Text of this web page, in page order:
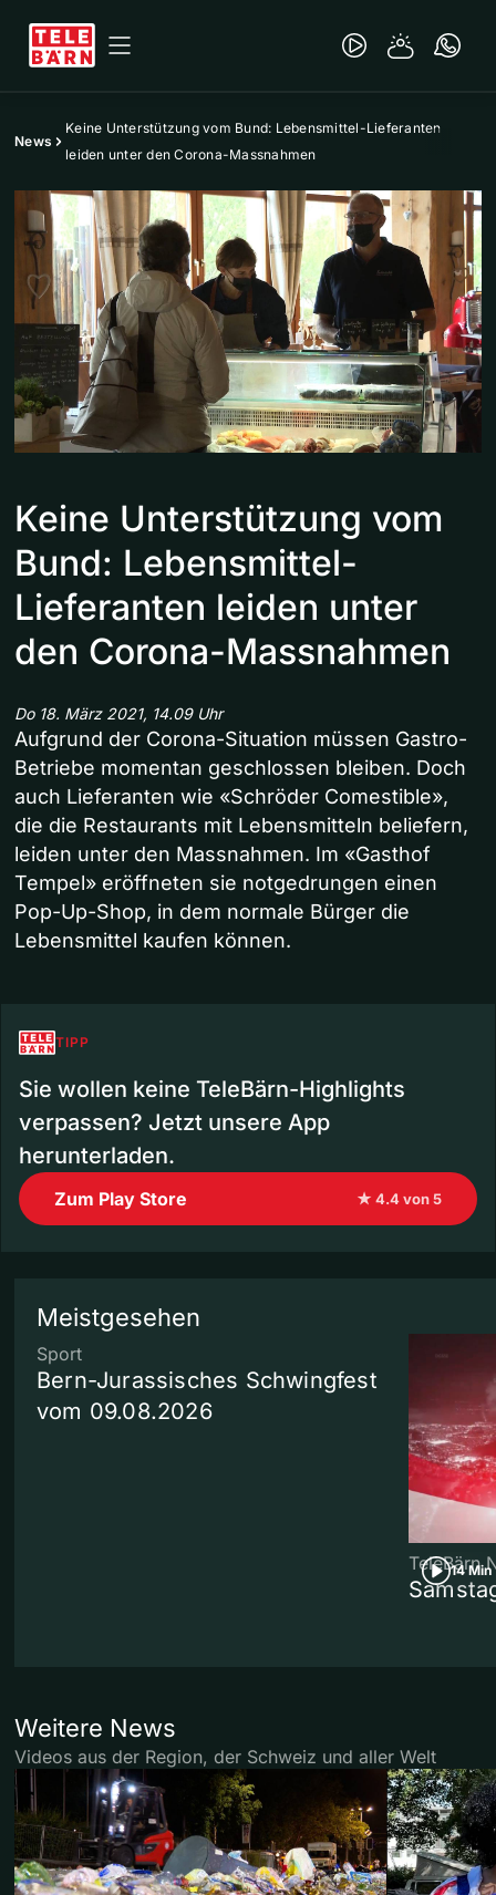
News
Keine Unterstützung vom Bund: Lebensmittel-Lieferanten
leiden unter den Corona-Massnahmen
Keine Unterstützung vom
Bund: Lebensmittel-
Lieferanten leiden unter
den Corona-Massnahmen
Do 18. März 2021, 14.09 Uhr
Aufgrund der Corona-Situation müssen Gastro-
Betriebe momentan geschlossen bleiben. Doch
auch Lieferanten wie «Schröder Comestible»,
die die Restaurants mit Lebensmitteln beliefern,
leiden unter den Massnahmen. Im «Gasthof
Tempel» eröffneten sie notgedrungen einen
Pop-Up-Shop, in dem normale Bürger die
Lebensmittel kaufen können.
TIPP
Sie wollen keine TeleBärn-Highlights
verpassen? Jetzt unsere App
herunterladen.
Zum Play Store ★ 4.4 von 5
Meistgesehen
Sport
Bern-Jurassisches Schwingfest
vom 09.08.2026
14 Min
TeleBärn
Weitere News
Videos aus der Region, der Schweiz und aller Welt